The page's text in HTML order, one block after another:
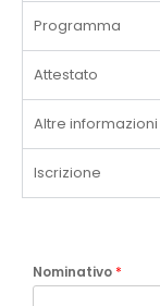
Programma
Attestato
Altre informazioni
Iscrizione
Nominativo *